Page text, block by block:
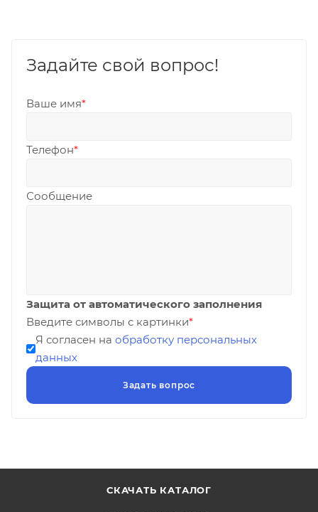
Задайте свой вопрос!
Ваше имя*
Телефон*
Сообщение
Защита от автоматического заполнения
Введите символы с картинки*
Я согласен на обработку персональных
данных
СКАЧАТЬ КАТАЛОГ